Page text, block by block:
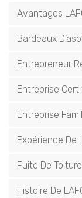
Avantages
Bardeaux
Entrepreneur
Entreprise
Entreprise
Expérience De
Fuite De Toiture
Histoire De